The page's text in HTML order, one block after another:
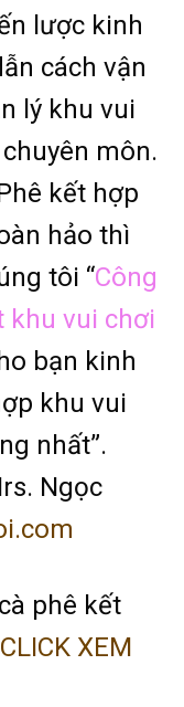
lược kinh
cách vận
lý khu vui
môn.
kết hợp
hảo thì
tôi “Công
khu vui chơi
bạn kinh
khu vui
nhất”.
Ngọc
phê kết
CLICK XEM